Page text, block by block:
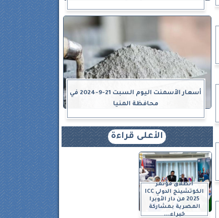
أسعار الأسمنت اليوم السبت 21-9-2024 في
محافظة المنيا
الأعلى قراءة
انطلاق مؤتمر
الكوتشينج الدولي ICC
2025 من دار الأوبرا
المصرية بمشاركة
خبراء...